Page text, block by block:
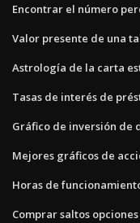
Encontrar el número
Valor presente de una
Astrología de la carta
Tasas de interés de
Gráfico de inversión de
Mejores gráficos de
Horas de
Comprar saltos